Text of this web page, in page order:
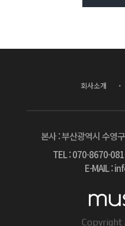
회사소개 ·
본사 : 부산광역시 수영
TEL : 070-8670-
E-MAIL :
Copyright